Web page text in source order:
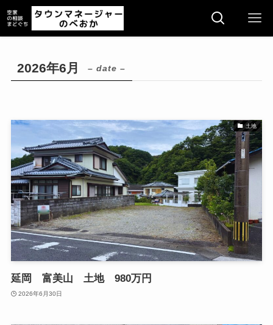
2026年6月 – date –
土地
延岡 富美山 土地 980万円
2026年6月30日